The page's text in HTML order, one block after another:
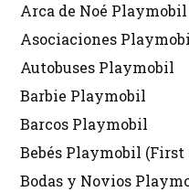
Arca de Noé Playmobil
Asociaciones
Autobuses Playmobil
Barbie Playmobil
Barcos Playmobil
Bebés Playmobil (First
Bodas y Novios